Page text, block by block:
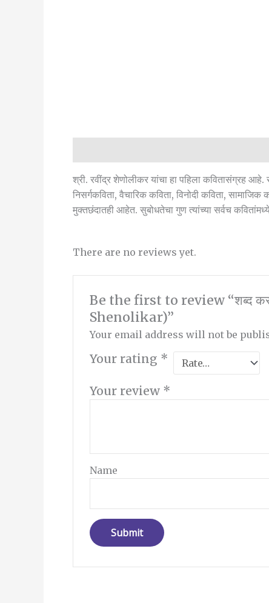
श्री. रवींद्र शेणोलीकर यांचा हा पहिला कवितासंग्रह आहे.
निसर्गकविता, वैचारिक कविता, विनोदी कविता,
मुक्तछंदातही आहेत. सुबोधतेचा गुण त्यांच्या सर्वच
There are no reviews yet.
Be the first to review “शब्द कसे
Shenolikar)”
Your email address will not be
Your rating *
Your review *
Name